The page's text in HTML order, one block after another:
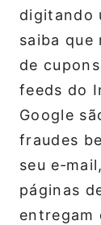
digitando
saiba que
de
feeds do
Google
fraudes
seu
páginas
entregam